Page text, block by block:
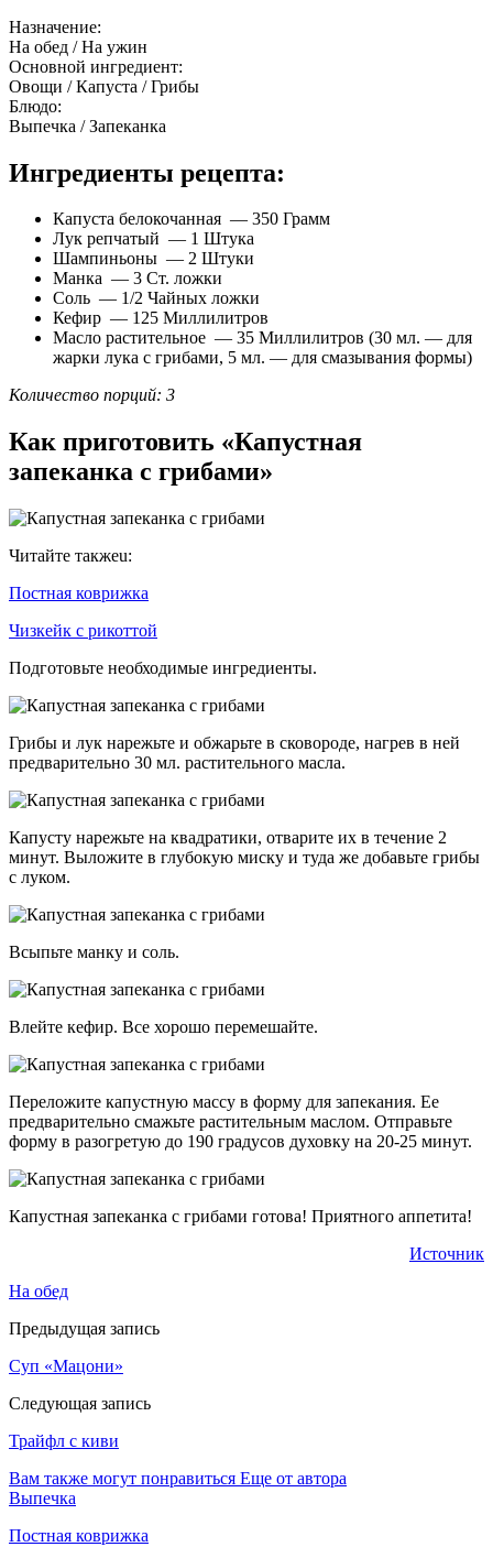
Назначение:
На обед / На ужин
Основной ингредиент:
Овощи / Капуста / Грибы
Блюдо:
Выпечка / Запеканка
Ингредиенты рецепта:
Капуста белокочанная — 350 Грамм
Лук репчатый — 1 Штука
Шампиньоны — 2 Штуки
Манка — 3 Ст. ложки
Соль — 1/2 Чайных ложки
Кефир — 125 Миллилитров
Масло растительное — 35 Миллилитров (30 мл. — для
жарки лука с грибами, 5 мл. — для смазывания формы)
Количество порций: 3
Как приготовить «Капустная
запеканка с грибами»
Читайте такжеu:
Постная коврижка
Чизкейк с рикоттой
Подготовьте необходимые ингредиенты.
Грибы и лук нарежьте и обжарьте в сковороде, нагрев в ней
предварительно 30 мл. растительного масла.
Капусту нарежьте на квадратики, отварите их в течение 2
минут. Выложите в глубокую миску и туда же добавьте грибы
с луком.
Всыпьте манку и соль.
Влейте кефир. Все хорошо перемешайте.
Переложите капустную массу в форму для запекания. Ее
предварительно смажьте растительным маслом. Отправьте
форму в разогретую до 190 градусов духовку на 20-25 минут.
Капустная запеканка с грибами готова! Приятного аппетита!
Источник
На обед
Предыдущая запись
Суп «Мацони»
Следующая запись
Трайфл с киви
Вам также могут понравиться Еще от автора
Выпечка
Постная коврижка